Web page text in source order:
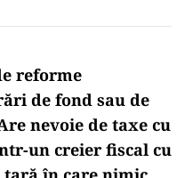
reforme
de fond sau de
nevoie de taxe cu
un creier fiscal cu